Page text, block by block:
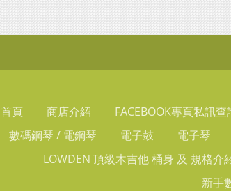
首頁 商店介紹 FACEBOOK專頁私訊查
數碼鋼琴 / 電鋼琴
電子鼓 電子琴
LOWDEN 頂級木吉他 桶身 及 規格介
新手